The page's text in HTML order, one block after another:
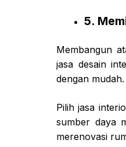
5.
Membangun
jasa desain
dengan mudah.
Pilih jasa
sumber daya
merenovasi